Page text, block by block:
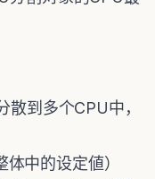
散到多个CPU中，
中的设定値）